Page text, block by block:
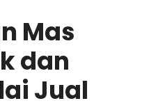
Mas
dan
Jual